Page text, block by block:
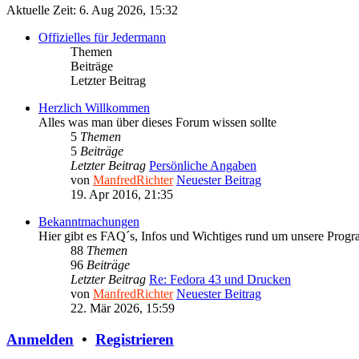
Aktuelle Zeit: 6. Aug 2026, 15:32
Offizielles für Jedermann
Themen
Beiträge
Letzter Beitrag
Herzlich Willkommen
Alles was man über dieses Forum wissen sollte
5 Themen
5 Beiträge
Letzter Beitrag Persönliche Angaben
von ManfredRichter Neuester Beitrag
19. Apr 2016, 21:35
Bekanntmachungen
Hier gibt es FAQ´s, Infos und Wichtiges rund um unsere
88 Themen
96 Beiträge
Letzter Beitrag Re: Fedora 43 und Drucken
von ManfredRichter Neuester Beitrag
22. Mär 2026, 15:59
Anmelden • Registrieren